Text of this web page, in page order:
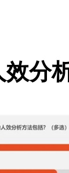
分